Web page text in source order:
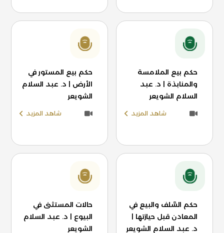
حكم بيع الملامسة
والمنابذة | د. عبد
السلام الشويعر
شاهد المزيد
حكم بيع المستور في
الأرض | د. عبد السلام
الشويعر
شاهد المزيد
حكم السَّلف والبيع في
المعادن قبل حيازتها |
د. عبد السلام الشويعر
حالات المستثنى في
البيوع | د. عبد السلام
الشويعر